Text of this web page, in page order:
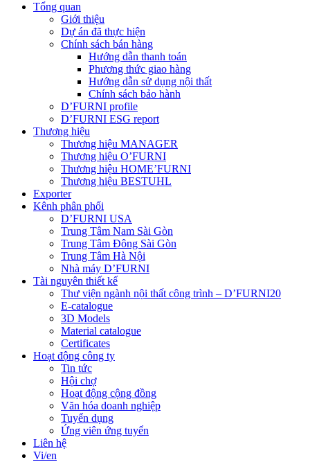
Tổng quan
Giới thiệu
Dự án đã thực hiện
Chính sách bán hàng
Hướng dẫn thanh toán
Phương thức giao hàng
Hướng dẫn sử dụng nội thất
Chính sách bảo hành
D’FURNI profile
D’FURNI ESG report
Thương hiệu
Thương hiệu MANAGER
Thương hiệu O’FURNI
Thương hiệu HOME’FURNI
Thương hiệu BESTUHL
Exporter
Kênh phân phối
D’FURNI USA
Trung Tâm Nam Sài Gòn
Trung Tâm Đông Sài Gòn
Trung Tâm Hà Nội
Nhà máy D’FURNI
Tài nguyên thiết kế
Thư viện ngành nội thất công trình – D’FURNI20
E-catalogue
3D Models
Material catalogue
Certificates
Hoạt động công ty
Tin tức
Hội chợ
Hoạt động cộng đồng
Văn hóa doanh nghiệp
Tuyển dụng
Ứng viên ứng tuyển
Liên hệ
Vi/en